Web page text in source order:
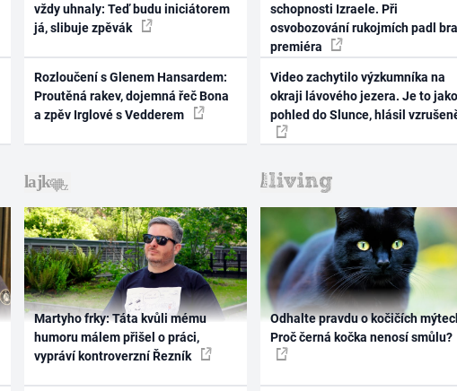
vždy uhnaly: Teď budu iniciátorem
já, slibuje zpěvák
Rozloučení s Glenem Hansardem:
Proutěná rakev, dojemná řeč Bona
a zpěv Irglové s Vedderem
schopnosti Izraele. Při
osvobozování rukojmích padl
premiéra
Video zachytilo výzkumníka na
okraji lávového jezera. Je to jako
pohled do Slunce, hlásil
Martyho frky: Táta kvůli mému
humoru málem přišel o práci,
vypráví kontroverzní Řezník
Odhalte pravdu o kočičích
Proč černá kočka nenosí smůlu?